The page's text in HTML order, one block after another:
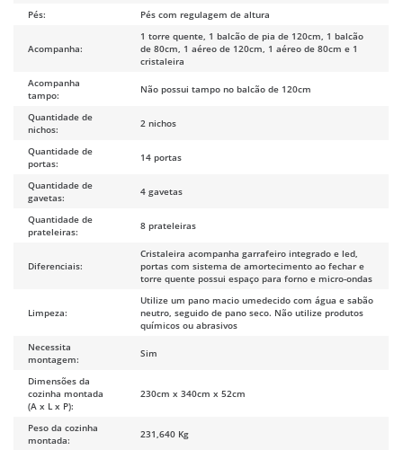
Pés:
Pés com regulagem de altura
Acompanha:
1 torre quente, 1 balcão de pia de 120cm, 1 balcão
de 80cm, 1 aéreo de 120cm, 1 aéreo de 80cm e 1
cristaleira
Acompanha
tampo:
Não possui tampo no balcão de 120cm
Quantidade de
nichos:
2 nichos
Quantidade de
portas:
14 portas
Quantidade de
gavetas:
4 gavetas
Quantidade de
prateleiras:
8 prateleiras
Diferenciais:
Cristaleira acompanha garrafeiro integrado e led,
portas com sistema de amortecimento ao fechar e
torre quente possui espaço para forno e micro-ondas
Limpeza:
Utilize um pano macio umedecido com água e sabão
neutro, seguido de pano seco. Não utilize produtos
químicos ou abrasivos
Necessita
montagem:
Sim
Dimensões da
cozinha montada
(A x L x P):
230cm x 340cm x 52cm
Peso da cozinha
montada:
231,640 Kg